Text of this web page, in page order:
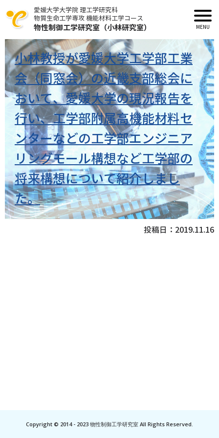
愛媛大学大学院 理工学研究科
物質生命工学専攻 機能材料工学コース
物性制御工学研究室（小林研究室）
小林教授が愛媛大学工学部工業
会（同窓会）の近畿支部総会に
おいて、愛媛大学の現況報告を
行い、工学部附属高機能材料セ
ンターなどの工学部エンジニア
リングモール構想など工学部の
将来構想について紹介しまし
た。
投稿日： 2019.11.16
Copyright © 2014 - 2023 物性制御工学研究室 All Rights Reserved.